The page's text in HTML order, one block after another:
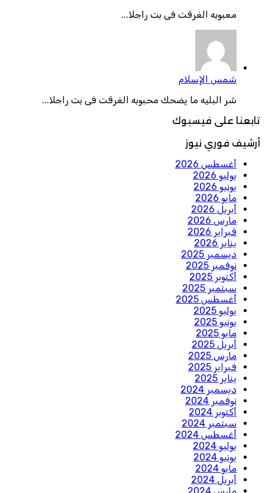
معبوبه الغرقت فى بت راجلا...
شمس الإسلام
شر البليه ما يضحك محبوبه الغرقت فى بت راجلا...
تابعنا على فيسبوك
أرشيف فوري نيوز
أغسطس 2026
يوليو 2026
يونيو 2026
مايو 2026
أبريل 2026
مارس 2026
فبراير 2026
يناير 2026
ديسمبر 2025
نوفمبر 2025
أكتوبر 2025
سبتمبر 2025
أغسطس 2025
يوليو 2025
يونيو 2025
مايو 2025
أبريل 2025
مارس 2025
فبراير 2025
يناير 2025
ديسمبر 2024
نوفمبر 2024
أكتوبر 2024
سبتمبر 2024
أغسطس 2024
يوليو 2024
يونيو 2024
مايو 2024
أبريل 2024